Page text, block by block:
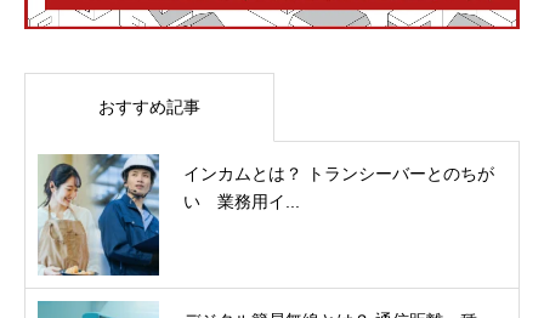
おすすめ記事
インカムとは？ トランシーバーとのちが
い 業務用イ...